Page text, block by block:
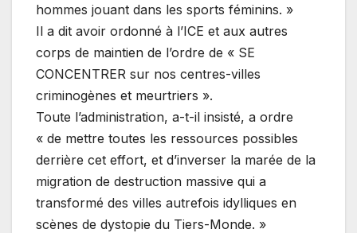
hommes jouant dans les sports féminins. »
Il a dit avoir ordonné à l’ICE et aux autres
corps de maintien de l’ordre de « SE
CONCENTRER sur nos centres-villes
criminogènes et meurtriers ».
Toute l’administration, a-t-il insisté, a ordre
« de mettre toutes les ressources possibles
derrière cet effort, et d’inverser la marée de la
migration de destruction massive qui a
transformé des villes autrefois idylliques en
scènes de dystopie du Tiers-Monde. »